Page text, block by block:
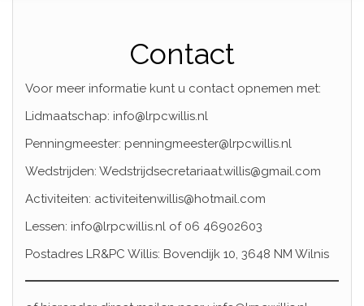
Contact
Voor meer informatie kunt u contact opnemen met:
Lidmaatschap: info@lrpcwillis.nl
Penningmeester: penningmeester@lrpcwillis.nl
Wedstrijden: Wedstrijdsecretariaat.willis@gmail.com
Activiteiten: activiteitenwillis@hotmail.com
Lessen: info@lrpcwillis.nl of 06 46902603
Postadres LR&PC Willis: Bovendijk 10, 3648 NM Wilnis